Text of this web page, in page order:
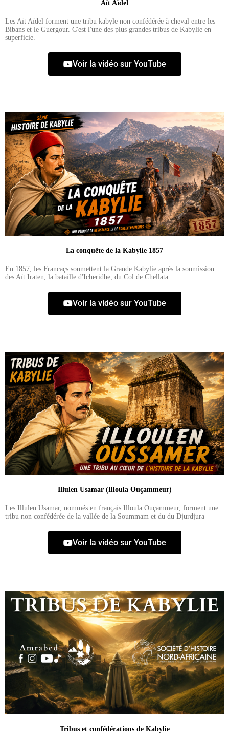
Aït Aïdel
Les Aït Aïdel forment une tribu kabyle non confédérée à cheval entre les
Bibans et le Guergour. C'est l'une des plus grandes tribus de Kabylie en
superficie.
Voir la vidéo sur YouTube
La conquête de la Kabylie 1857
En 1857, les Francaçs soumettent la Grande Kabylie après la soumission
des Aït Iraten, la bataille d'Icheridhe, du Col de Chellata ...
Voir la vidéo sur YouTube
Illulen Usamar (Illoula Ouçammeur)
Les Illulen Usamar, nommés en français Illoula Ouçammeur, forment une
tribu non confédérée de la vallée de la Soummam et du du Djurdjura
Voir la vidéo sur YouTube
Tribus et confédérations de Kabylie